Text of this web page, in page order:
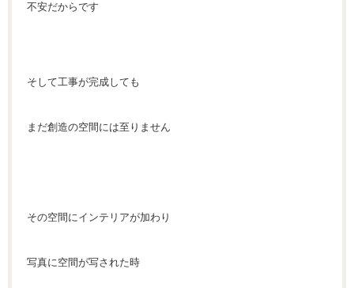
不安だからです
そして工事が完成しても
まだ創造の空間には至りません
その空間にインテリアが加わり
写真に空間が写された時